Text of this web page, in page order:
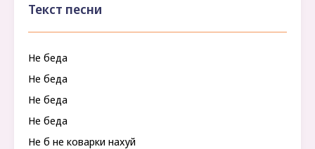
Текст песни
Не беда
Не беда
Не беда
Не беда
Не б не коварки нахуй